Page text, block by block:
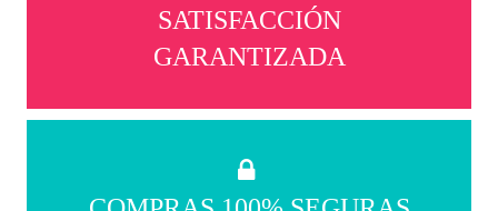
SATISFACCIÓN
GARANTIZADA